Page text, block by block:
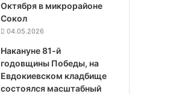
Октября в микрорайоне
Сокол
04.05.2026
Накануне 81-й
годовщины Победы, на
Евдокиевском кладбище
состоялся масштабный